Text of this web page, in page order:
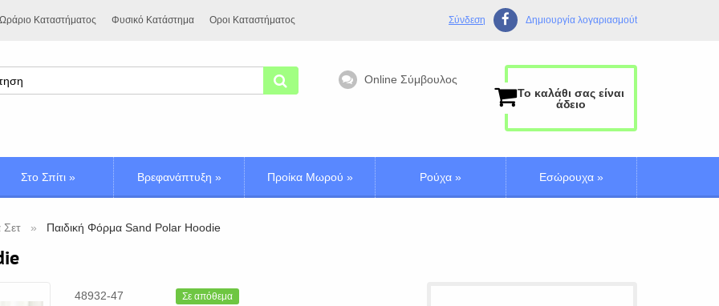
Σύνδεση Δημιουργία λογαριασμούt
Ωράριο Καταστήματος Φυσικό Κατάστημα Οροι Καταστήματος
Online Σύμβουλος
Το καλάθι σας είναι
άδειο
Στο Σπίτι » Βρεφανάπτυξη » Προίκα Μωρού » Ρούχα » Εσώρουχα »
Σετ Παιδική Φόρμα Sand Polar Hoodie
48932-47 Σε απόθεμα